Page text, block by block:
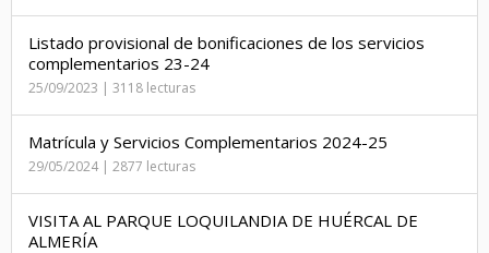
Listado provisional de bonificaciones de los servicios
complementarios 23-24
25/09/2023 | 3118 lecturas
Matrícula y Servicios Complementarios 2024-25
29/05/2024 | 2877 lecturas
VISITA AL PARQUE LOQUILANDIA DE HUÉRCAL DE
ALMERÍA